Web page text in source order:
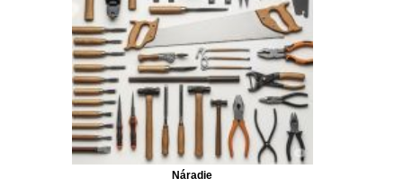
Náradie